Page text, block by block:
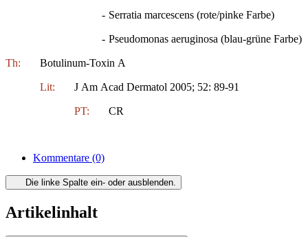
- Serratia marcescens (rote/pinke Farbe)
- Pseudomonas aeruginosa (blau-grüne Farbe)
Th: Botulinum-Toxin A
Lit: J Am Acad Dermatol 2005; 52: 89-91
PT: CR
Kommentare (0)
Die linke Spalte ein- oder ausblenden.
Artikelinhalt